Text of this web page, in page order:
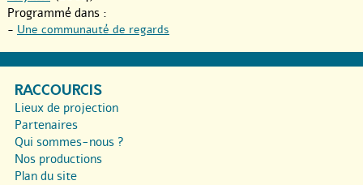
Programmé dans :
- Une communauté de regards
RACCOURCIS
Lieux de projection
Partenaires
Qui sommes-nous ?
Nos productions
Plan du site